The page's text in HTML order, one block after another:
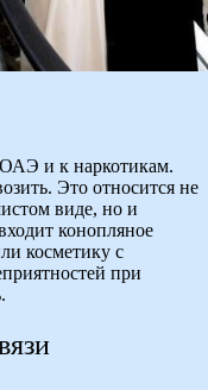
и к наркотикам.
Это относится не
виде, но и
конопляное
косметику с
при